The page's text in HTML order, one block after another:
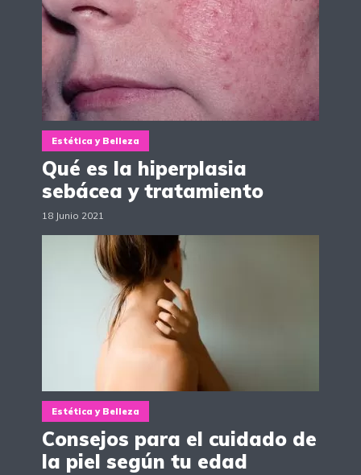
Estética y Belleza
Qué es la hiperplasia
sebácea y tratamiento
18 Junio 2021
Estética y Belleza
Consejos para el cuidado de
la piel según tu edad